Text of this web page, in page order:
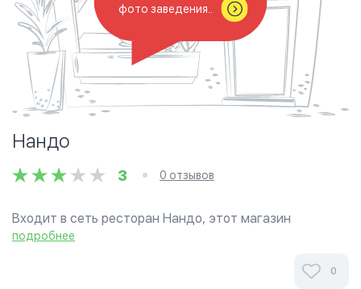
фото заведения..
Нандо
3 0 отзывов
Входит в сеть ресторан Нандо, этот магазин
предлагает халяль куриное мясо (как и многие Нандо
подробнее
0